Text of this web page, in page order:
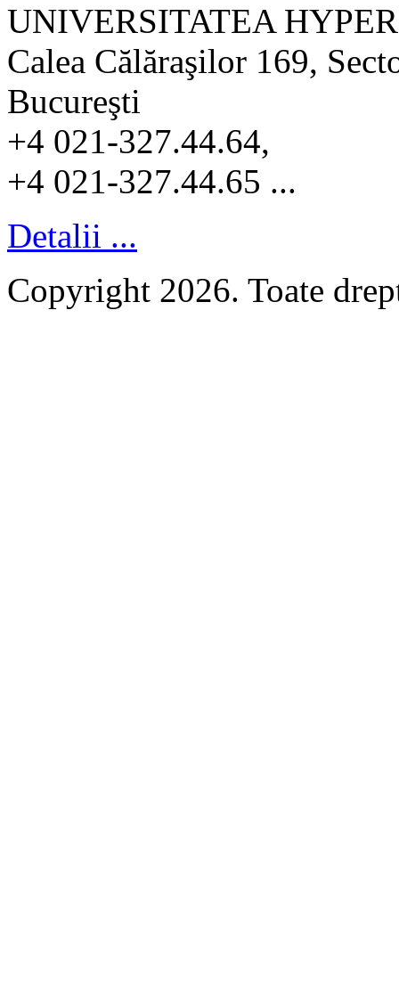
UNIVERSITATEA
Calea Călăraşilor 169,
Bucureşti
+4 021-327.44.64,
+4 021-327.44.65 ...
Detalii ...
Copyright 2026. Toate